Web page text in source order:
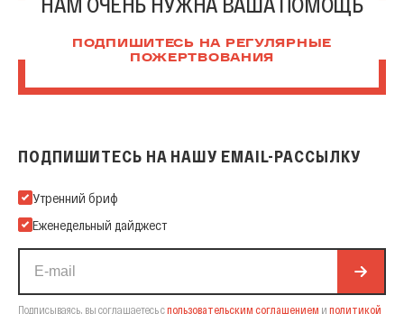
ПОДПИШИТЕСЬ НА РЕГУЛЯРНЫЕ
ПОЖЕРТВОВАНИЯ
ПОДПИШИТЕСЬ НА НАШУ EMAIL-РАССЫЛКУ
Подпишитесь на нашу Email-рассылку
Утренний бриф
Еженедельный дайджест
Подписываясь, вы соглашаетесь спользовательским соглашением и политикой